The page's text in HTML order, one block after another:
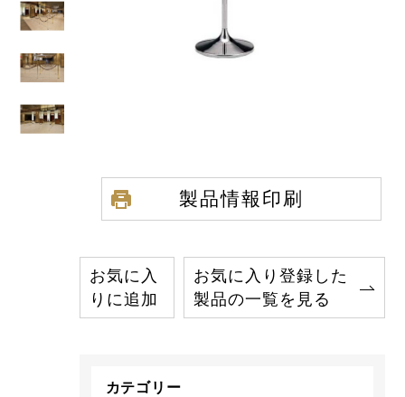
製品情報印刷
お気に入
りに追加
お気に入り登録した
製品の一覧を見る
カテゴリー